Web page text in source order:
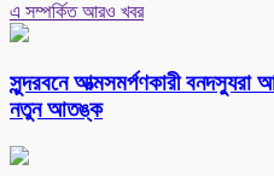
এ সম্পর্কিত আরও খবর
সুন্দরবনে আত্মসমর্পণকারী
নতুন আতঙ্ক